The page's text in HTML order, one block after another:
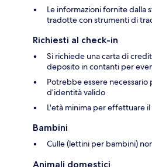
Le informazioni fornite
tradotte con strumenti di
Richiesti al check-in
Si richiede una carta di
deposito in contanti per
Potrebbe essere
d’identità valido
L'età minima per effettuare il
Bambini
Culle (lettini per bambini)
Animali domestici